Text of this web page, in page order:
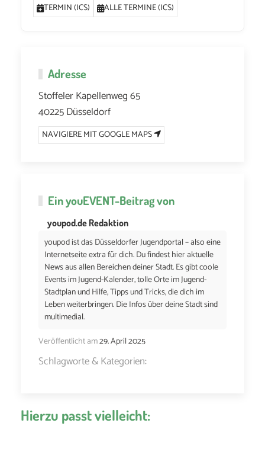
TERMIN (ICS) ALLE TERMINE (ICS)
Adresse
Stoffeler Kapellenweg 65
40225 Düsseldorf
NAVIGIERE MIT GOOGLE MAPS
EinyouEVENT-Beitrag von
youpod.de Redaktion
youpod ist das Düsseldorfer Jugendportal – also eine
Internetseite extra für dich. Du findest hier aktuelle
News aus allen Bereichen deiner Stadt. Es gibt coole
Events im Jugend-Kalender, tolle Orte im Jugend-
Stadtplan und Hilfe, Tipps und Tricks, die dich im
Leben weiterbringen. Die Infos über deine Stadt sind
multimedial.
Veröffentlicht am29. April 2025
Schlagworte & Kategorien:
Hierzu passt vielleicht: